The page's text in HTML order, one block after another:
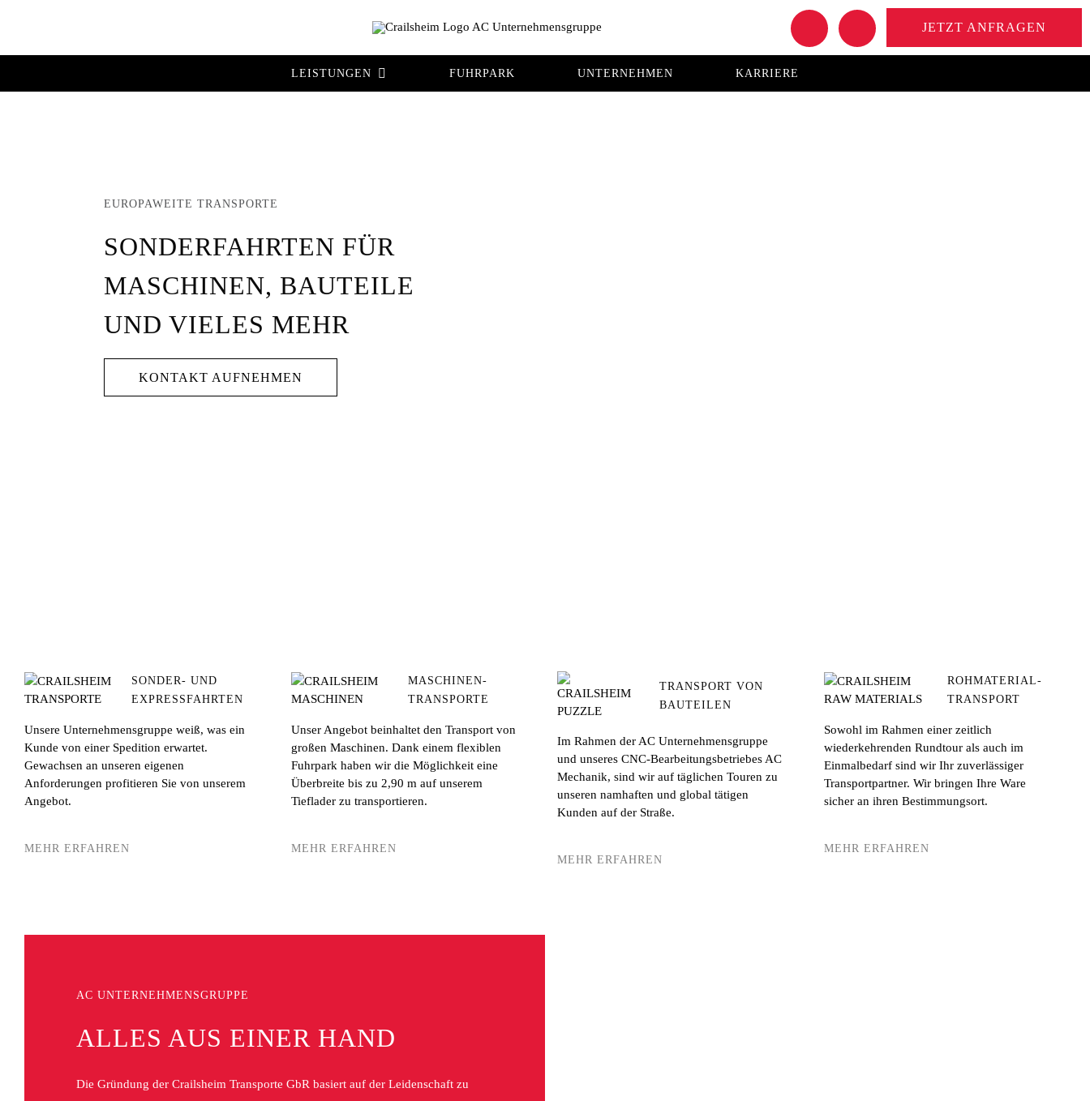
JETZT ANFRAGEN
LEISTUNGEN FUHRPARK UNTERNEHMEN KARRIERE
EUROPAWEITE TRANSPORTE
SONDERFAHRTEN FÜR
MASCHINEN, BAUTEILE
UND VIELES MEHR
KONTAKT AUFNEHMEN
SONDER- UND
EXPRESSFAHRTEN
Unsere Unternehmensgruppe weiß, was ein
Kunde von einer Spedition erwartet.
Gewachsen an unseren eigenen
Anforderungen profitieren Sie von unserem
Angebot.
MEHR ERFAHREN
MASCHINEN-
TRANSPORTE
Unser Angebot beinhaltet den Transport von
großen Maschinen. Dank einem flexiblen
Fuhrpark haben wir die Möglichkeit eine
Überbreite bis zu 2,90 m auf unserem
Tieflader zu transportieren.
MEHR ERFAHREN
TRANSPORT VON
BAUTEILEN
Im Rahmen der AC Unternehmensgruppe
und unseres CNC-Bearbeitungsbetriebes AC
Mechanik, sind wir auf täglichen Touren zu
unseren namhaften und global tätigen
Kunden auf der Straße.
MEHR ERFAHREN
ROHMATERIAL-
TRANSPORT
Sowohl im Rahmen einer zeitlich
wiederkehrenden Rundtour als auch im
Einmalbedarf sind wir Ihr zuverlässiger
Transportpartner. Wir bringen Ihre Ware
sicher an ihren Bestimmungsort.
MEHR ERFAHREN
AC UNTERNEHMENSGRUPPE
ALLES AUS EINER HAND
Die Gründung der Crailsheim Transporte GbR basiert auf der Leidenschaft zu